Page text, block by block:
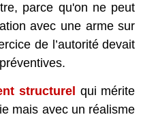
parce qu'on ne peut
avec une arme sur
de l’autorité devait
structurel qui mérite
mais avec un réalisme